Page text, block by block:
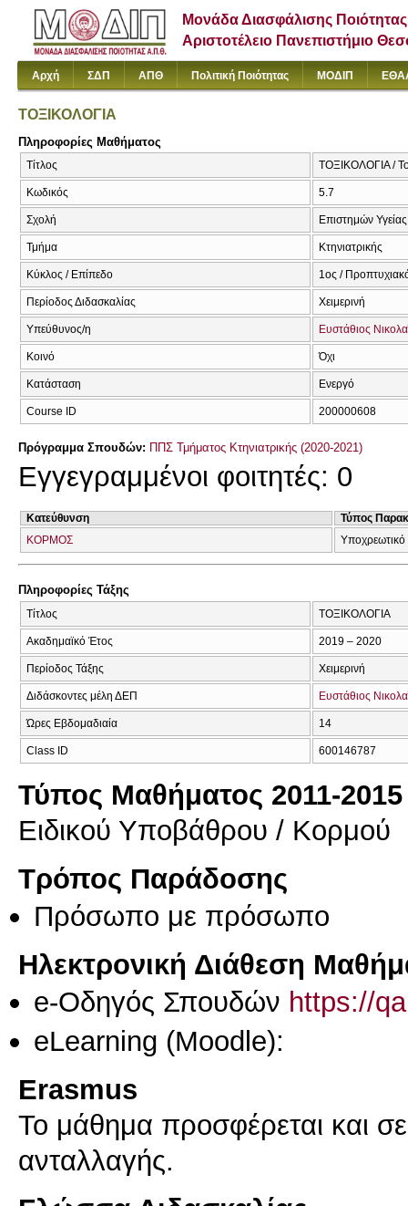
Μονάδα Διασφάλισης Ποιότητας
Αριστοτέλειο Πανεπιστήμιο
Αρχή ΣΔΠ ΑΠΘ Πολιτική Ποιότητας ΜΟΔΙΠ
ΤΟΞΙΚΟΛΟΓΙΑ
Πληροφορίες Μαθήματος
Τίτλος ΤΟΞΙΚΟΛΟΓΙΑ /
Κωδικός 5.7
Σχολή Επιστημών Υγείας
Τμήμα Κτηνιατρικής
Κύκλος / Επίπεδο 1ος /
Περίοδος Διδασκαλίας Χειμερινή
Υπεύθυνος/η Ευστάθιος
Κοινό Όχι
Κατάσταση Ενεργό
Course ID 200000608
Πρόγραμμα Σπουδών: ΠΠΣ Τμήματος Κτηνιατρικής (2020-2021)
Εγγεγραμμένοι φοιτητές: 0
Κατεύθυνση
Τύπος
ΚΟΡΜΟΣ
Υποχρεωτικό
Πληροφορίες Τάξης
Τίτλος ΤΟΞΙΚΟΛΟΓΙΑ
Ακαδημαϊκό Έτος 2019 – 2020
Περίοδος Τάξης Χειμερινή
Διδάσκοντες μέλη ΔΕΠ Ευστάθιος
Ώρες Εβδομαδιαία 14
Class ID 600146787
Τύπος Μαθήματος 2011-2015
Ειδικού Υποβάθρου / Κορμού
Τρόπος Παράδοσης
Πρόσωπο με πρόσωπο
Ηλεκτρονική Διάθεση
e-Οδηγός Σπουδών https://
eLearning (Moodle):
Erasmus
Το μάθημα προσφέρεται και
ανταλλαγής.